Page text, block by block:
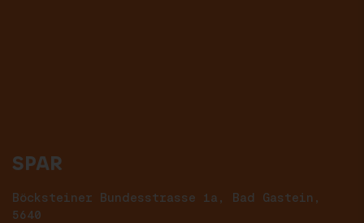
SPAR
Böcksteiner Bundesstrasse 1a, Bad Gastein,
5640